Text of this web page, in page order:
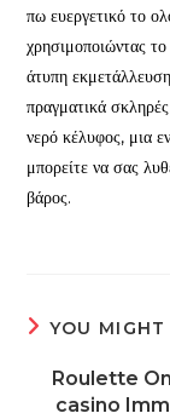
πω ευεργετικό το
χρησιμοποιώντας
άτυπη
πραγματικά
νερό κέλυφος, μια
μπορείτε να σας
βάρος.
YOU
Roulette
casino